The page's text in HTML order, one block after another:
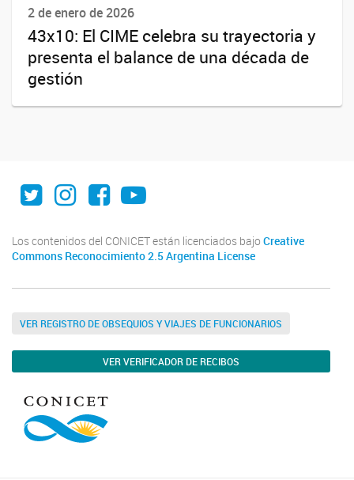
2 de enero de 2026
43x10: El CIME celebra su trayectoria y
presenta el balance de una década de
gestión
Twitter
Instagram
Facebook
Youtube
Los contenidos del CONICET están licenciados bajo Creative
Commons Reconocimiento 2.5 Argentina License
VER REGISTRO DE OBSEQUIOS Y VIAJES DE FUNCIONARIOS
VER VERIFICADOR DE RECIBOS